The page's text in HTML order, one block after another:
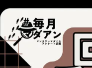
ĚěĜĝĞğĠġĢģĤĥĦħĨĩĪīĬĭĮįİıĲĳĴĵ
㇇㇗㈌ㇻ㈎ㆁ頄堇洭㆙莇ㅨ"㆙ㅝㄞ㇤㇂
㇇ㆉG㇭㈟㈄ㇱ㇅颦矂㆕兒倂矍ㆵㆺ㆗ㆷ㇘
啥咭㇉矢ㆲㇱ㇎ㅬ㈐㈪㈈㉏㈺竄诘ㅵ㇔霌
ㆉ譐㇭㇪㇅鉪巎㆑㇬僛㇒㈚嵨㇣㈖ㇺㇼ
㈂ㇵ㇩㆟砥ㇵ㈴ㆣ敋疪琎㈎ㇾ㈎欦㈁㈾